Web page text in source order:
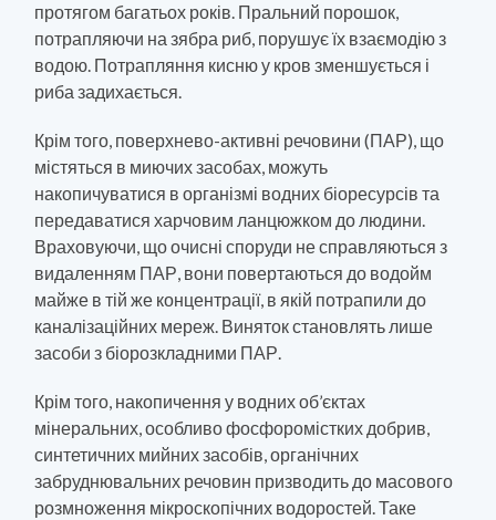
протягом багатьох років. Пральний порошок,
потрапляючи на зябра риб, порушує їх взаємодію з
водою. Потрапляння кисню у кров зменшується і
риба задихається.
Крім того, поверхнево-активні речовини (ПАР), що
містяться в миючих засобах, можуть
накопичуватися в організмі водних біоресурсів та
передаватися харчовим ланцюжком до людини.
Враховуючи, що очисні споруди не справляються з
видаленням ПАР, вони повертаються до водойм
майже в тій же концентрації, в якій потрапили до
каналізаційних мереж. Виняток становлять лише
засоби з біорозкладними ПАР.
Крім того, накопичення у водних об’єктах
мінеральних, особливо фосфоромістких добрив,
синтетичних мийних засобів, органічних
забруднювальних речовин призводить до масового
розмноження мікроскопічних водоростей. Таке